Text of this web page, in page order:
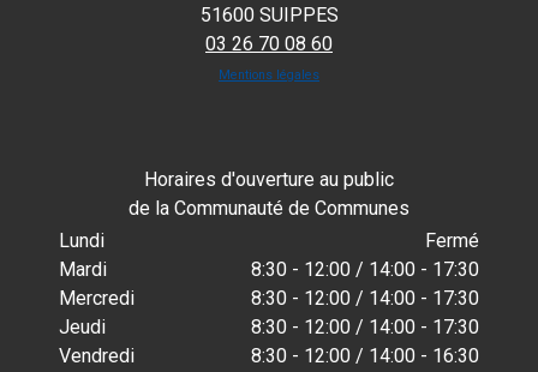
51600 SUIPPES
03 26 70 08 60
Mentions légales
Horaires d'ouverture au public
de la Communauté de Communes
Lundi
Fermé
Mardi
8:30 - 12:00 / 14:00 - 17:30
Mercredi
8:30 - 12:00 / 14:00 - 17:30
Jeudi
8:30 - 12:00 / 14:00 - 17:30
Vendredi
8:30 - 12:00 / 14:00 - 16:30